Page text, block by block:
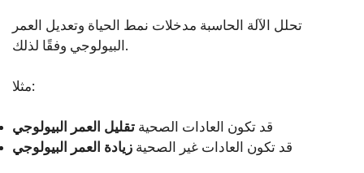
تحلل الآلة الحاسبة مدخلات نمط الحياة وتعديل العمر
البيولوجي وفقًا لذلك.
مثلا:
قد تكون العادات الصحية تقليل العمر البيولوجي
قد تكون العادات غير الصحية زيادة العمر البيولوجي